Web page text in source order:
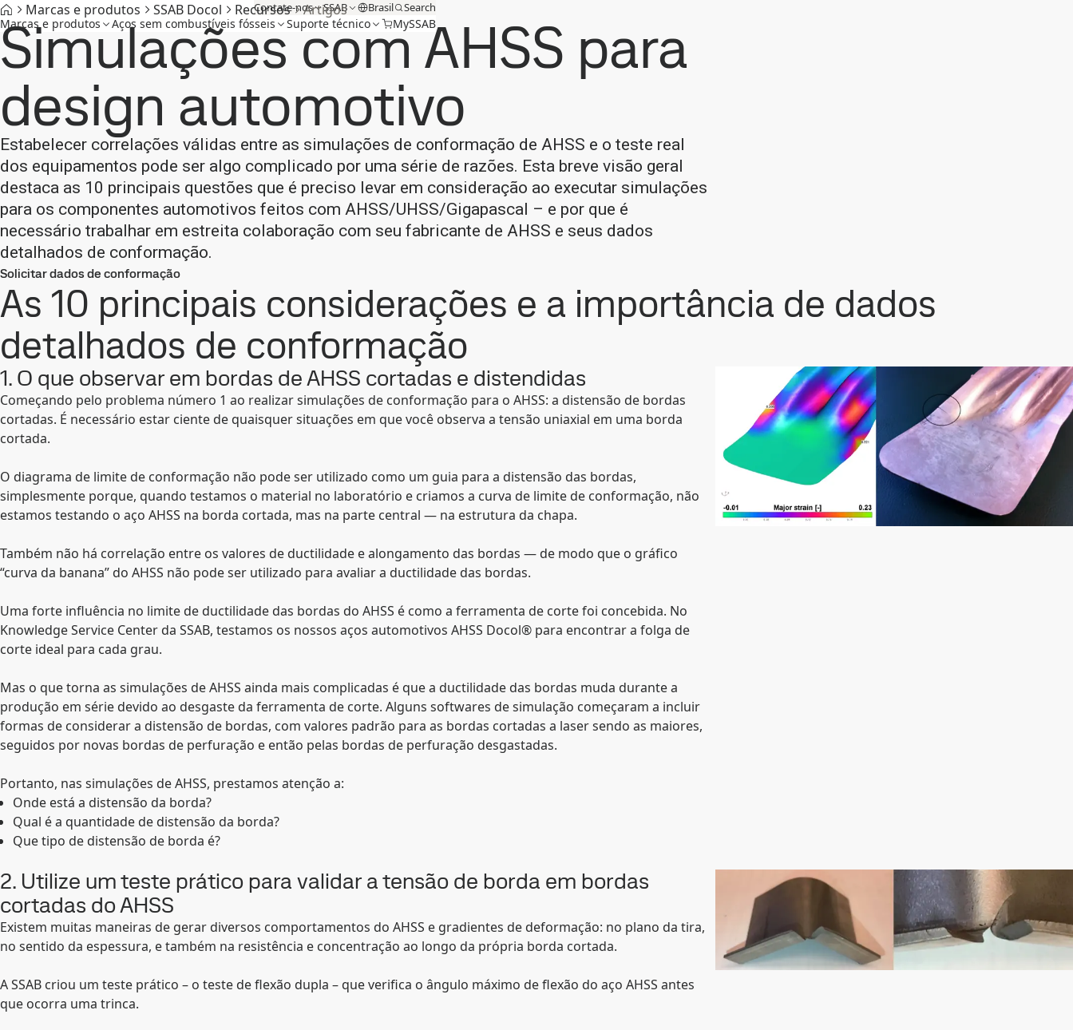
Contate-nos SSAB Brasil Search
Marcas e produtos Aços sem combustíveis fósseis Suporte técnico MySSAB
Marcas e produtos SSAB Docol Recursos Artigos
Simulações com AHSS para
design automotivo
Estabelecer correlações válidas entre as simulações de conformação de AHSS e o teste real
dos equipamentos pode ser algo complicado por uma série de razões. Esta breve visão geral
destaca as 10 principais questões que é preciso levar em consideração ao executar simulações
para os componentes automotivos feitos com AHSS/UHSS/Gigapascal – e por que é
necessário trabalhar em estreita colaboração com seu fabricante de AHSS e seus dados
detalhados de conformação.
Solicitar dados de conformação
As 10 principais considerações e a importância de dados
detalhados de conformação
1. O que observar em bordas de AHSS cortadas e distendidas
Começando pelo problema número 1 ao realizar simulações de conformação para o AHSS: a distensão de bordas
cortadas. É necessário estar ciente de quaisquer situações em que você observa a tensão uniaxial em uma borda
cortada.
O diagrama de limite de conformação não pode ser utilizado como um guia para a distensão das bordas,
simplesmente porque, quando testamos o material no laboratório e criamos a curva de limite de conformação, não
estamos testando o aço AHSS na borda cortada, mas na parte central — na estrutura da chapa.
Também não há correlação entre os valores de ductilidade e alongamento das bordas — de modo que o gráfico
“curva da banana” do AHSS não pode ser utilizado para avaliar a ductilidade das bordas.
Uma forte influência no limite de ductilidade das bordas do AHSS é como a ferramenta de corte foi concebida. No
Knowledge Service Center da SSAB, testamos os nossos aços automotivos AHSS Docol® para encontrar a folga de
corte ideal para cada grau.
Mas o que torna as simulações de AHSS ainda mais complicadas é que a ductilidade das bordas muda durante a
produção em série devido ao desgaste da ferramenta de corte. Alguns softwares de simulação começaram a incluir
formas de considerar a distensão de bordas, com valores padrão para as bordas cortadas a laser sendo as maiores,
seguidos por novas bordas de perfuração e então pelas bordas de perfuração desgastadas.
Portanto, nas simulações de AHSS, prestamos atenção a:
Onde está a distensão da borda?
Qual é a quantidade de distensão da borda?
Que tipo de distensão de borda é?
2. Utilize um teste prático para validar a tensão de borda em bordas
cortadas do AHSS
Existem muitas maneiras de gerar diversos comportamentos do AHSS e gradientes de deformação: no plano da tira,
no sentido da espessura, e também na resistência e concentração ao longo da própria borda cortada.
A SSAB criou um teste prático – o teste de flexão dupla – que verifica o ângulo máximo de flexão do aço AHSS antes
que ocorra uma trinca.